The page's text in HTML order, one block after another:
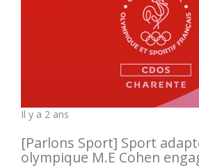
Il y a 2 ans
[Parlons Sport] Sport
olympique M.E Cohen